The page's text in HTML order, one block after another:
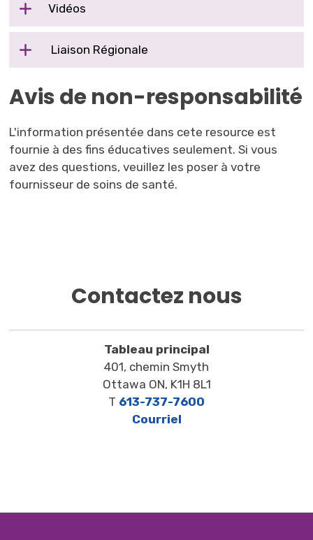
Vidéos
Liaison Régionale
Avis de non-responsabilité
L'information présentée dans cete resource est
fournie à des fins éducatives seulement. Si vous
avez des questions, veuillez les poser à votre
fournisseur de soins de santé.
Contactez nous
Tableau principal
401, chemin Smyth
Ottawa ON, K1H 8L1
T 613-737-7600
Courriel